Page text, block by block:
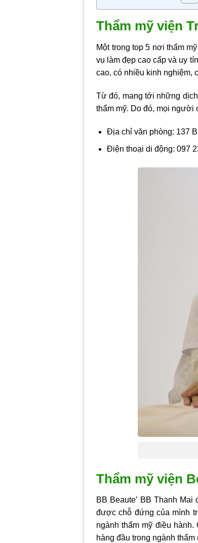
Thẩm mỹ viện
Một trong top 5 nơi thẩm
vụ làm đẹp cao cấp và uy
cao, có nhiều kinh nghiệm,
Từ đó, mang tới những
thẩm mỹ. Do đó, mọi người
Địa chỉ văn phòng: 137
Điện thoại di động: 097
Thẩm mỹ viện
BB Beaute’ BB Thanh
được chỗ đứng của mình
ngành thẩm mỹ điều
hàng đầu trong ngành thẩm